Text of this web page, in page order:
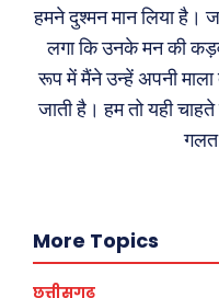
Type here...
देश
दुनिया
हमने दुश्मन मान लिया है।
लगा कि उनके मन की
रूप में मैंने उन्हें अपनी माला
जाती है। हम तो यही
More Topics
छत्तीसगढ़